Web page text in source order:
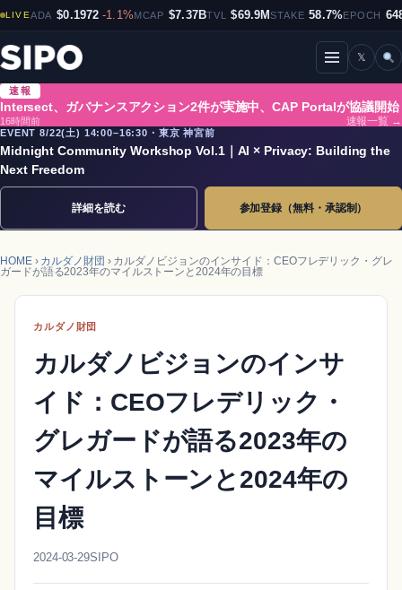
LIVEADA $0.1972 -1.1%MCAP $7.37BTVL $69.9MSTAKE 58.7%EPOCH
メニューを開閉
𝕏
速報
Intersect、ガバナンスアクション2件が実施中、CAP Portalが協議開始
16時間前
速報一覧 →
EVENT 8/22(土) 14:00–16:30・東京 神宮前
Midnight Community Workshop Vol.1｜AI × Privacy: Building the
Next Freedom
詳細を読む 参加登録（無料・承認制）
HOME› カルダノ財団 › カルダノビジョンのインサイド：CEOフレデリック・グレ
ガードが語る2023年のマイルストーンと2024年の目標
カルダノ財団
カルダノビジョンのインサ
イド：CEOフレデリック・
グレガードが語る2023年の
マイルストーンと2024年の
目標
2024-03-29SIPO